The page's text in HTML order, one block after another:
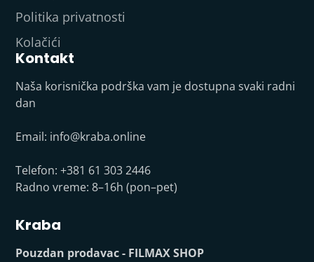
Politika privatnosti
Kolačići
Kontakt
Naša korisnička podrška vam je dostupna svaki radni
dan
Email: info@kraba.online
Telefon: +381 61 303 2446
Radno vreme: 8–16h (pon–pet)
Kraba
Pouzdan prodavac - FILMAX SHOP